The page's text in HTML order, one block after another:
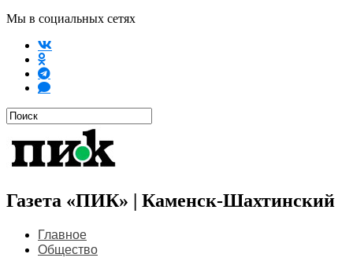
Мы в социальных сетях
Газета «ПИК» | Каменск-Шахтинский
Главное
Общество